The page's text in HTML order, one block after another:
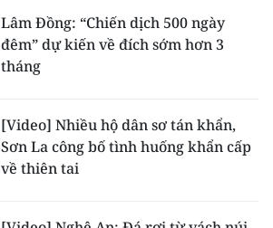
Lâm Đồng: “Chiến dịch 500 ngày
đêm” dự kiến về đích sớm hơn 3
tháng
[Video] Nhiều hộ dân sơ tán khẩn,
Sơn La công bố tình huống khẩn cấp
về thiên tai